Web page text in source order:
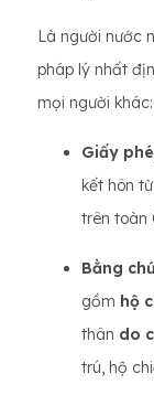
Là người nước
pháp lý nhất
mọi người khác:
Giấy
kết hôn
trên toàn
Bằng
gồm hộ
thân do
trú, hộ